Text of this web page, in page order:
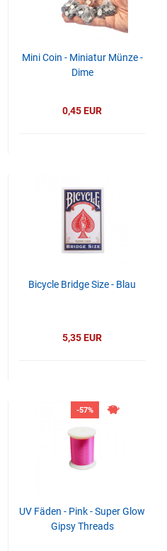
Mini Coin - Miniatur Münze -
Dime
0,45 EUR
Bicycle Bridge Size - Blau
5,35 EUR
-57%
UV Fäden - Pink - Super Glow
Gipsy Threads